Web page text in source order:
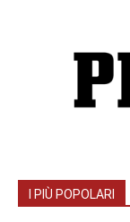
I PIÙ POPOLARI